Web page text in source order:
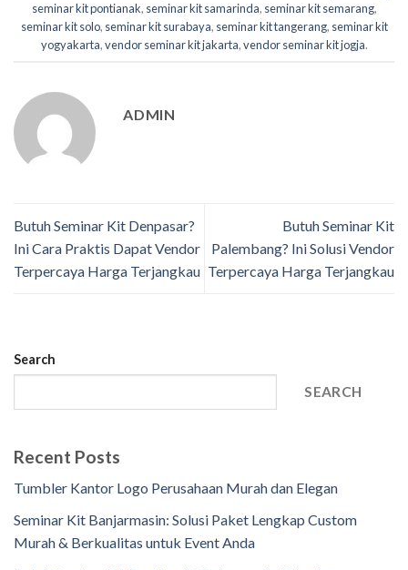
seminar kit pontianak, seminar kit samarinda, seminar kit semarang,
seminar kit solo, seminar kit surabaya, seminar kit tangerang, seminar kit
yogyakarta,vendor seminar kit jakarta,vendor seminar kit jogja.
ADMIN
Butuh Seminar Kit Denpasar?
Ini Cara Praktis Dapat Vendor
Terpercaya Harga Terjangkau
Butuh Seminar Kit
Palembang? Ini Solusi Vendor
Terpercaya Harga Terjangkau
Search
SEARCH
Recent Posts
Tumbler Kantor Logo Perusahaan Murah dan Elegan
Seminar Kit Banjarmasin: Solusi Paket Lengkap Custom
Murah & Berkualitas untuk Event Anda